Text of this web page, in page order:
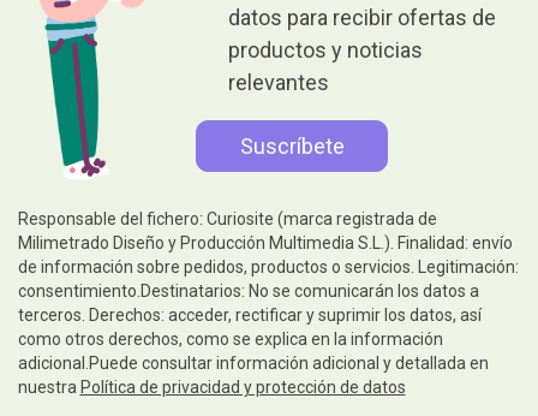
datos para recibir ofertas de
productos y noticias
relevantes
Responsable del fichero: Curiosite (marca registrada de
Milimetrado Diseño y Producción Multimedia S.L.). Finalidad: envío
de información sobre pedidos, productos o servicios. Legitimación:
consentimiento.Destinatarios: No se comunicarán los datos a
terceros. Derechos: acceder, rectificar y suprimir los datos, así
como otros derechos, como se explica en la información
adicional.Puede consultar información adicional y detallada en
nuestra Política de privacidad y protección de datos